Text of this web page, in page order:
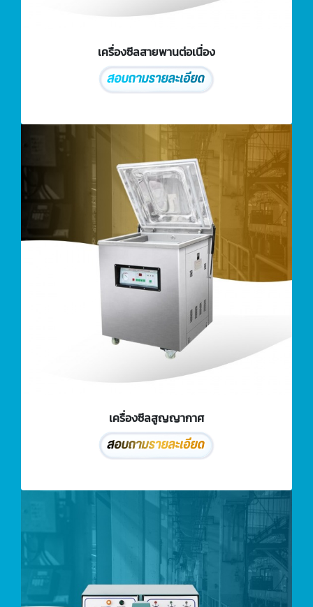
เครื่องซีลสายพานต่อเนื่อง
เครื่องซีลสูญญากาศ